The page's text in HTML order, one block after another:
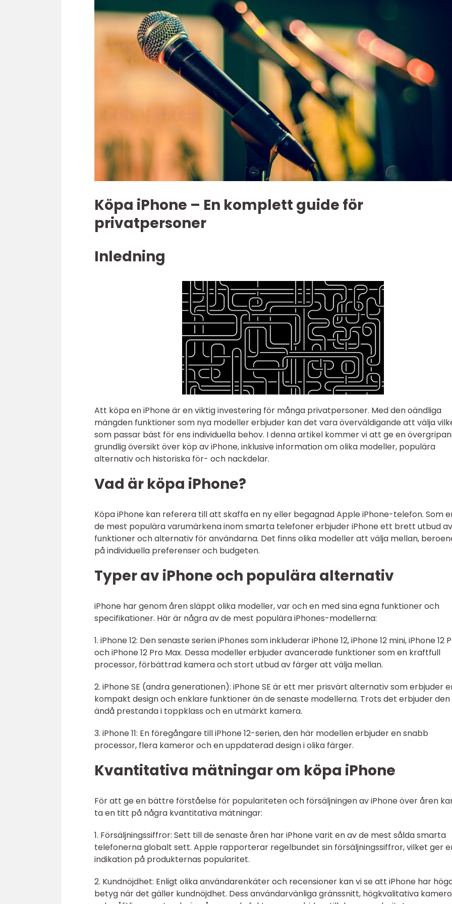
Köpa iPhone – En komplett guide för
privatpersoner
Inledning
Att köpa en iPhone är en viktig investering för många privatpersoner. Med den oändliga
mängden funktioner som nya modeller erbjuder kan det vara överväldigande att välja
som passar bäst för ens individuella behov. I denna artikel kommer vi att ge en
grundlig översikt över köp av iPhone, inklusive information om olika modeller, populära
alternativ och historiska för- och nackdelar.
Vad är köpa iPhone?
Köpa iPhone kan referera till att skaffa en ny eller begagnad Apple iPhone-telefon. Som
de mest populära varumärkena inom smarta telefoner erbjuder iPhone ett brett utbud av
funktioner och alternativ för användarna. Det finns olika modeller att välja mellan,
på individuella preferenser och budgeten.
Typer av iPhone och populära alternativ
iPhone har genom åren släppt olika modeller, var och en med sina egna funktioner och
specifikationer. Här är några av de mest populära iPhones-modellerna:
1. iPhone 12: Den senaste serien iPhones som inkluderar iPhone 12, iPhone 12 mini, iPhone 12
och iPhone 12 Pro Max. Dessa modeller erbjuder avancerade funktioner som en kraftfull
processor, förbättrad kamera och stort utbud av färger att välja mellan.
2. iPhone SE (andra generationen): iPhone SE är ett mer prisvärt alternativ som erbjuder
kompakt design och enklare funktioner än de senaste modellerna. Trots det erbjuder den
ändå prestanda i toppklass och en utmärkt kamera.
3. iPhone 11: En föregångare till iPhone 12-serien, den här modellen erbjuder en snabb
processor, flera kameror och en uppdaterad design i olika färger.
Kvantitativa mätningar om köpa iPhone
För att ge en bättre förståelse för populariteten och försäljningen av iPhone över åren
ta en titt på några kvantitativa mätningar:
1. Försäljningssiffror: Sett till de senaste åren har iPhone varit en av de mest sålda smarta
telefonerna globalt sett. Apple rapporterar regelbundet sin försäljningssiffror, vilket ger
indikation på produkternas popularitet.
2. Kundnöjdhet: Enligt olika användarenkäter och recensioner kan vi se att iPhone har
betyg när det gäller kundnöjdhet. Dess användarvänliga gränssnitt, högkvalitativa